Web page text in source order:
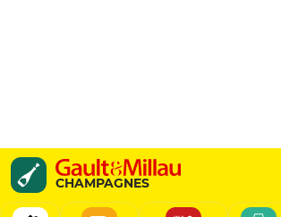
CHAMPAGNES
Vincent Cuillier
Cuillier